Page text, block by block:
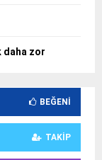
daha zor
BEĞENI
TAKIP